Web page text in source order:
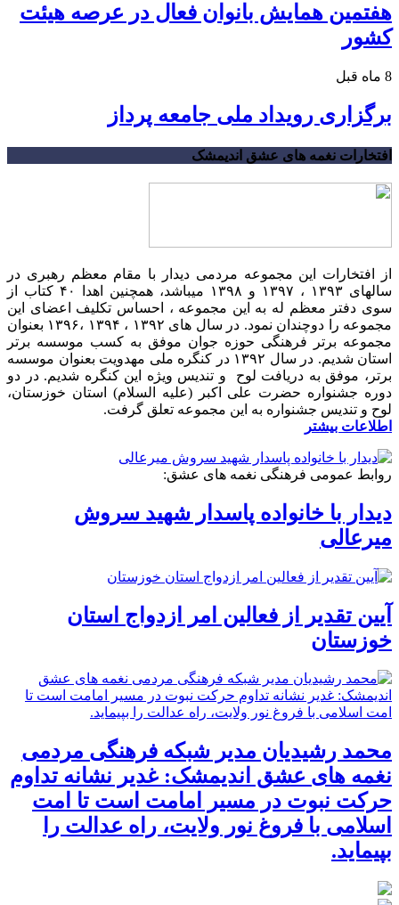
هفتمین همایش بانوان فعال در عرصه‌ هیئت
کشور
8 ماه قبل
برگزاری رویداد ملی جامعه پرداز
افتخارات نغمه های عشق اندیمشک
از افتخارات این مجموعه مردمی دیدار با مقام معظم رهبری در
سالهای ۱۳۹۳ ، ۱۳۹۷ و ۱۳۹۸ میباشد، همچنین اهدا ۴۰ کتاب از
سوی دفتر معظم له به این مجموعه ، احساس تکلیف اعضای این
مجموعه را دوچندان نمود. در سال های ۱۳۹۲ ، ۱۳۹۴ ،۱۳۹۶ بعنوان
مجموعه برتر فرهنگی حوزه جوان موفق به کسب موسسه برتر
استان شدیم. در سال ۱۳۹۲ در کنگره ملی مهدویت بعنوان موسسه
برتر، موفق به دریافت لوح و تندیس ویژه این کنگره شدیم. در دو
دوره جشنواره حضرت علی اکبر (علیه السلام) استان خوزستان،
لوح و تندیس جشنواره به این مجموعه تعلق گرفت.
اطلاعات بیشتر
روابط عمومی فرهنگی نغمه های عشق:
دیدار با خانواده پاسدار شهید سروش
میرعالی
آیین تقدیر از فعالین امر ازدواج استان
خوزستان
محمد رشیدیان مدیر شبکه فرهنگی مردمی
نغمه های عشق اندیمشک: غدیر نشانه تداوم
حرکت نبوت در مسیر امامت است تا امت
اسلامی با فروغ نور ولایت، راه عدالت را
بپیماید.